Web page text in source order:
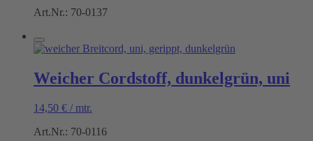
Art.Nr.: 70-0137
Weicher Cordstoff, dunkelgrün, uni
14,50 € / mtr.
Art.Nr.: 70-0116